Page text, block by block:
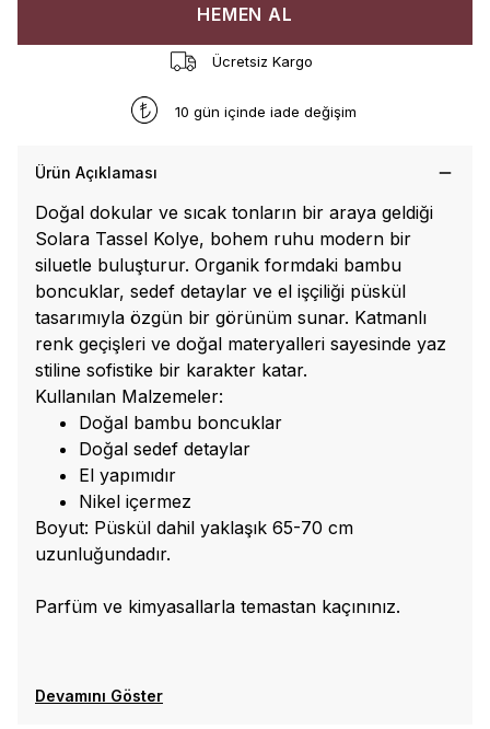
HEMEN AL
Ücretsiz Kargo
10 gün içinde iade değişim
Ürün Açıklaması
Doğal dokular ve sıcak tonların bir araya geldiği
Solara Tassel Kolye, bohem ruhu modern bir
siluetle buluşturur. Organik formdaki bambu
boncuklar, sedef detaylar ve el işçiliği püskül
tasarımıyla özgün bir görünüm sunar. Katmanlı
renk geçişleri ve doğal materyalleri sayesinde yaz
stiline sofistike bir karakter katar.
Kullanılan Malzemeler:
Doğal bambu boncuklar
Doğal sedef detaylar
El yapımıdır
Nikel içermez
Boyut: Püskül dahil yaklaşık 65-70 cm
uzunluğundadır.
Parfüm ve kimyasallarla temastan kaçınınız.
Devamını Göster